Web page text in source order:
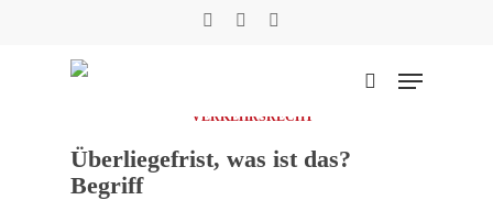
Suche
Menu
VERKEHRSRECHT
Überliegefrist, was ist das?
Begriff